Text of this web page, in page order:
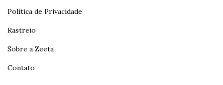
Política de Privacidade
Rastreio
Sobre a Zeeta
Contato